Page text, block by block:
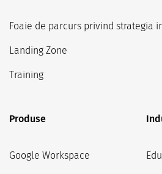
Foaie de parcurs privind strategia
Landing Zone
Training
Produse
Google Workspace